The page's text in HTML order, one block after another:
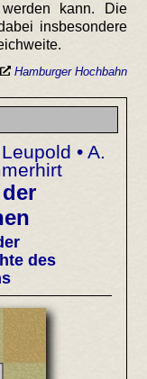
kann. Die
insbesondere
Hamburger Hochbahn
• A.
des